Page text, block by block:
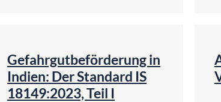
Gefahrgutbeförderung in
Indien: Der Standard IS
18149:2023, Teil I